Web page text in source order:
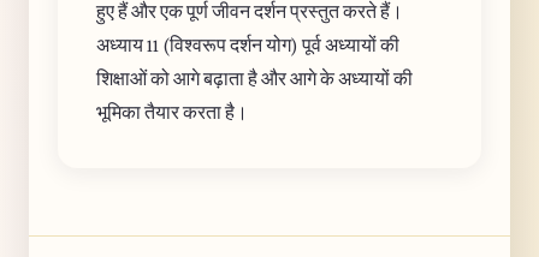
हुए हैं और एक पूर्ण जीवन दर्शन प्रस्तुत करते हैं।
अध्याय 11 (विश्वरूप दर्शन योग) पूर्व अध्यायों की
शिक्षाओं को आगे बढ़ाता है और आगे के अध्यायों की
भूमिका तैयार करता है।